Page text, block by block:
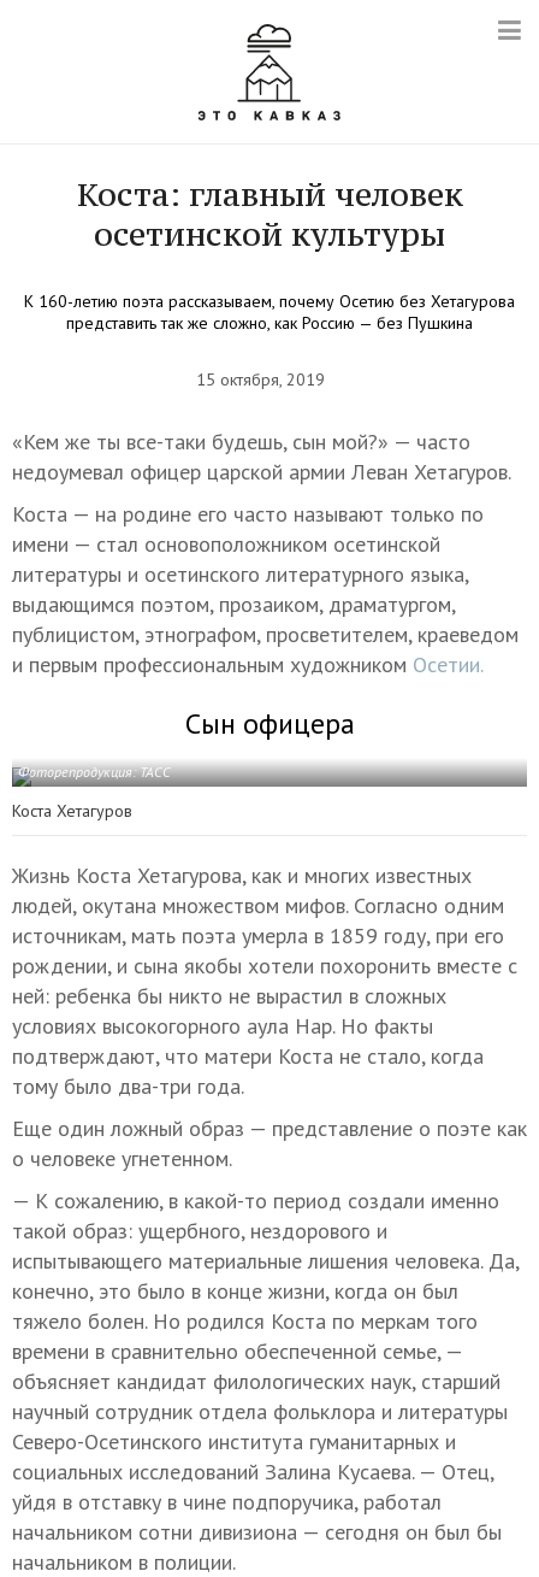
Коста: главный человек
осетинской культуры
К 160-летию поэта рассказываем, почему Осетию без Хетагурова
представить так же сложно, как Россию — без Пушкина
15 октября, 2019
«Кем же ты все-таки будешь, сын мой?» — часто
недоумевал офицер царской армии Леван Хетагуров.
Коста — на родине его часто называют только по
имени — стал основоположником осетинской
литературы и осетинского литературного языка,
выдающимся поэтом, прозаиком, драматургом,
публицистом, этнографом, просветителем, краеведом
и первым профессиональным художником Осетии.
Сын офицера
Фоторепродукция: ТАСС
Коста Хетагуров
Жизнь Коста Хетагурова, как и многих известных
людей, окутана множеством мифов. Согласно одним
источникам, мать поэта умерла в 1859 году, при его
рождении, и сына якобы хотели похоронить вместе с
ней: ребенка бы никто не вырастил в сложных
условиях высокогорного аула Нар. Но факты
подтверждают, что матери Коста не стало, когда
тому было два-три года.
Еще один ложный образ — представление о поэте как
о человеке угнетенном.
— К сожалению, в какой-то период создали именно
такой образ: ущербного, нездорового и
испытывающего материальные лишения человека. Да,
конечно, это было в конце жизни, когда он был
тяжело болен. Но родился Коста по меркам того
времени в сравнительно обеспеченной семье, —
объясняет кандидат филологических наук, старший
научный сотрудник отдела фольклора и литературы
Северо-Осетинского института гуманитарных и
социальных исследований Залина Кусаева. — Отец,
уйдя в отставку в чине подпоручика, работал
начальником сотни дивизиона — сегодня он был бы
начальником в полиции.